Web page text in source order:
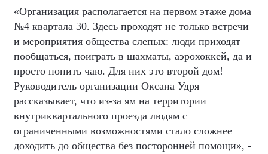
«Организация располагается на первом этаже дома
№4 квартала 30. Здесь проходят не только встречи
и мероприятия общества слепых: люди приходят
пообщаться, поиграть в шахматы, аэрохоккей, да и
просто попить чаю. Для них это второй дом!
Руководитель организации Оксана Удря
рассказывает, что из-за ям на территории
внутриквартального проезда людям с
ограниченными возможностями стало сложнее
доходить до общества без посторонней помощи», -